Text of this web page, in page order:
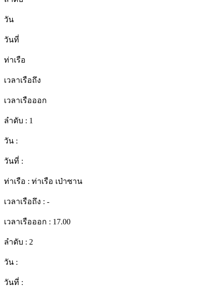
วัน
วันที่
ท่าเรือ
เวลาเรือถึง
เวลาเรือออก
ลำดับ : 1
วัน :
วันที่ :
ท่าเรือ : ท่าเรือ เป่าซาน
เวลาเรือถึง : -
เวลาเรือออก : 17.00
ลำดับ : 2
วัน :
วันที่ :